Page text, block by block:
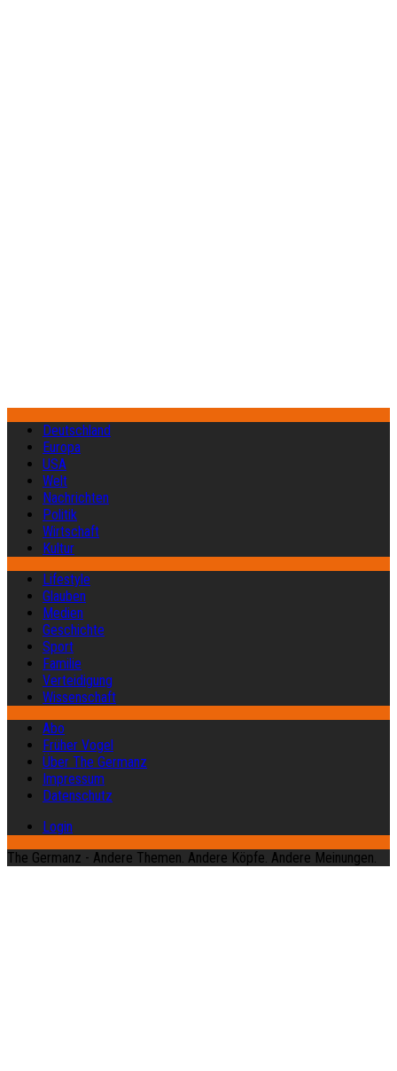
Deutschland
Europa
USA
Welt
Nachrichten
Politik
Wirtschaft
Kultur
Lifestyle
Glauben
Medien
Geschichte
Sport
Familie
Verteidigung
Wissenschaft
Abo
Früher Vogel
Über The Germanz
Impressum
Datenschutz
Login
The Germanz - Andere Themen. Andere Köpfe. Andere Meinungen.